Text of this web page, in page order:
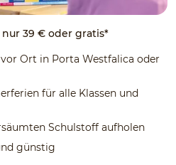
39 € oder gratis*
Ort in Porta Westfalica oder
für alle Klassen und
Schulstoff aufholen
günstig